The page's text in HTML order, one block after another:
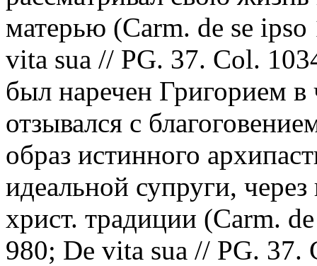
матерью (Carm. de se
vita sua // PG. 37. Col.
был наречен Григорием в
отзывался с
образ истинного
идеальной супруги,
христ. традиции (Carm.
980; De vita sua // PG. 37.